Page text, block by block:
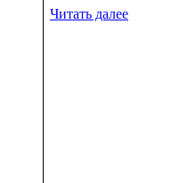
Читать далее